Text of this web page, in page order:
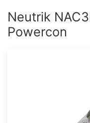
Neutrik
Powercon